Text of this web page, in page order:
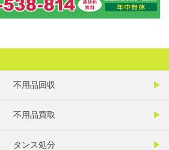
不用品回収
不用品買取
タンス処分